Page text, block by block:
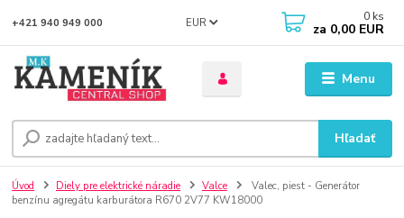
Menu
EUR
Hľadať
+421 940 949 000 0 ks
za 0,00 EUR
Úvod Diely pre elektrické náradie Valce
Valec, piest - Generátor
benzínu agregátu karburátora R670 2V77 KW18000